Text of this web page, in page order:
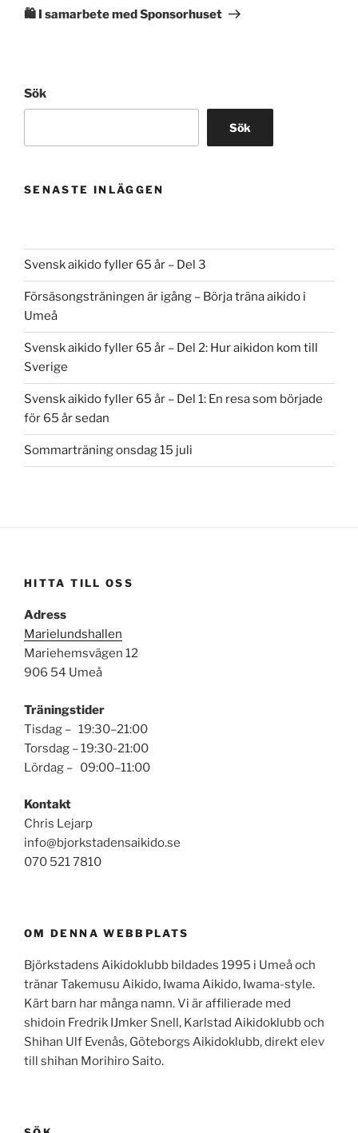
inlägg
🛍️ I samarbete med Sponsorhuset
Sök
Sök
SENASTE INLÄGGEN
Svensk aikido fyller 65 år – Del 3
Försäsongsträningen är igång – Börja träna aikido i
Umeå
Svensk aikido fyller 65 år – Del 2: Hur aikidon kom till
Sverige
Svensk aikido fyller 65 år – Del 1: En resa som började
för 65 år sedan
Sommarträning onsdag 15 juli
HITTA TILL OSS
Adress
Marielundshallen
Mariehemsvägen 12
906 54 Umeå
Träningstider
Tisdag – 19:30–21:00
Torsdag – 19:30-21:00
Lördag – 09:00–11:00
Kontakt
Chris Lejarp
info@bjorkstadensaikido.se
070 521 7810
OM DENNA WEBBPLATS
Björkstadens Aikidoklubb bildades 1995 i Umeå och
tränar Takemusu Aikido, Iwama Aikido, Iwama-style.
Kärt barn har många namn. Vi är affilierade med
shidoin Fredrik IJmker Snell, Karlstad Aikidoklubb och
Shihan Ulf Evenås, Göteborgs Aikidoklubb, direkt elev
till shihan Morihiro Saito.